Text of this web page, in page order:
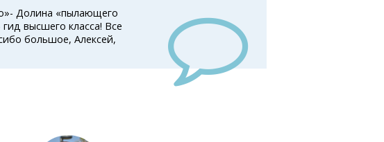
Долина «пылающего
высшего класса! Все
большое, Алексей,